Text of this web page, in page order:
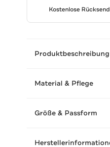
Kostenlose
Produktbeschreibung
Material & Pflege
Größe & Passform